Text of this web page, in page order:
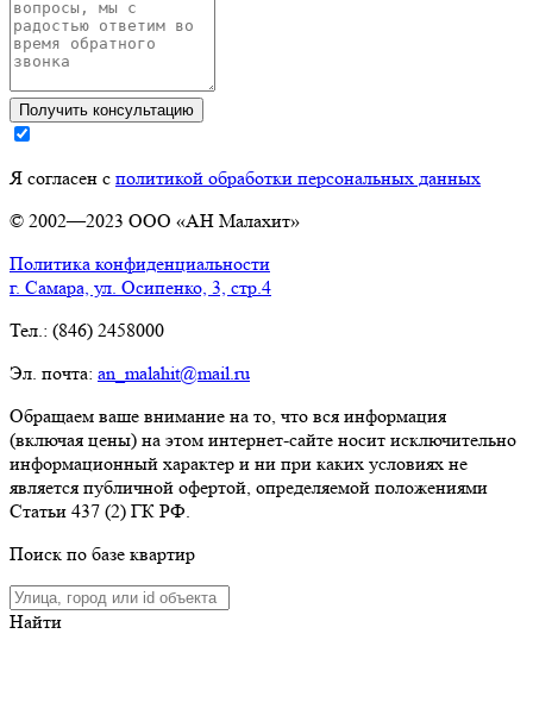
Я согласен с политикой обработки персональных данных
© 2002—2023 ООО «АН Малахит»
Политика конфиденциальности
г. Самара, ул. Осипенко, 3, стр.4
Тел.: (846) 2458000
Эл. почта: an_malahit@mail.ru
Обращаем ваше внимание на то, что вся информация
(включая цены) на этом интернет-сайте носит исключительно
информационный характер и ни при каких условиях не
является публичной офертой, определяемой положениями
Статьи 437 (2) ГК РФ.
Поиск по базе квартир
Найти